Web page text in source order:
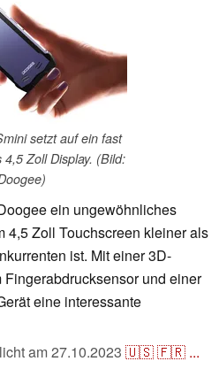
setzt auf ein fast
4,5 Zoll Display. (Bild:
ein ungewöhnliches
4,5 Zoll Touchscreen kleiner als
ist. Mit einer 3D-
und einer
eine interessante
am27.10.2023 🇺🇸🇫🇷 ...